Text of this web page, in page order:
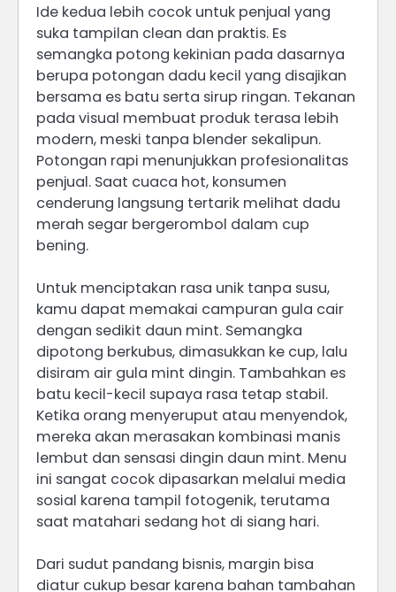
Ide kedua lebih cocok untuk penjual yang
suka tampilan clean dan praktis. Es
semangka potong kekinian pada dasarnya
berupa potongan dadu kecil yang disajikan
bersama es batu serta sirup ringan. Tekanan
pada visual membuat produk terasa lebih
modern, meski tanpa blender sekalipun.
Potongan rapi menunjukkan profesionalitas
penjual. Saat cuaca hot, konsumen
cenderung langsung tertarik melihat dadu
merah segar bergerombol dalam cup
bening.
Untuk menciptakan rasa unik tanpa susu,
kamu dapat memakai campuran gula cair
dengan sedikit daun mint. Semangka
dipotong berkubus, dimasukkan ke cup, lalu
disiram air gula mint dingin. Tambahkan es
batu kecil-kecil supaya rasa tetap stabil.
Ketika orang menyeruput atau menyendok,
mereka akan merasakan kombinasi manis
lembut dan sensasi dingin daun mint. Menu
ini sangat cocok dipasarkan melalui media
sosial karena tampil fotogenik, terutama
saat matahari sedang hot di siang hari.
Dari sudut pandang bisnis, margin bisa
diatur cukup besar karena bahan tambahan